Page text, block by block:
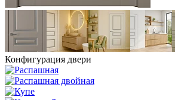
Конфигурация двери